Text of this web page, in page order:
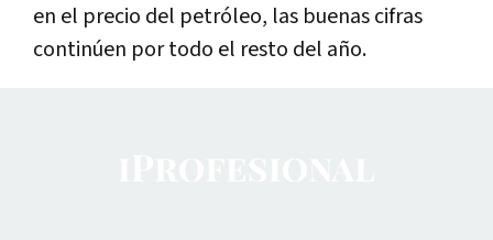
en el precio del petróleo, las buenas cifras
continúen por todo el resto del año.